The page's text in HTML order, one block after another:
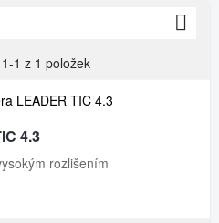

1 z 1 položek
4.3
rozlišením